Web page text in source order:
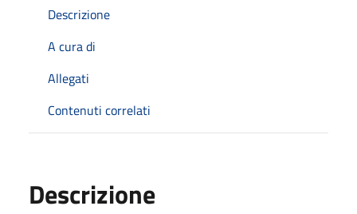
Descrizione
A cura di
Allegati
Contenuti correlati
Descrizione